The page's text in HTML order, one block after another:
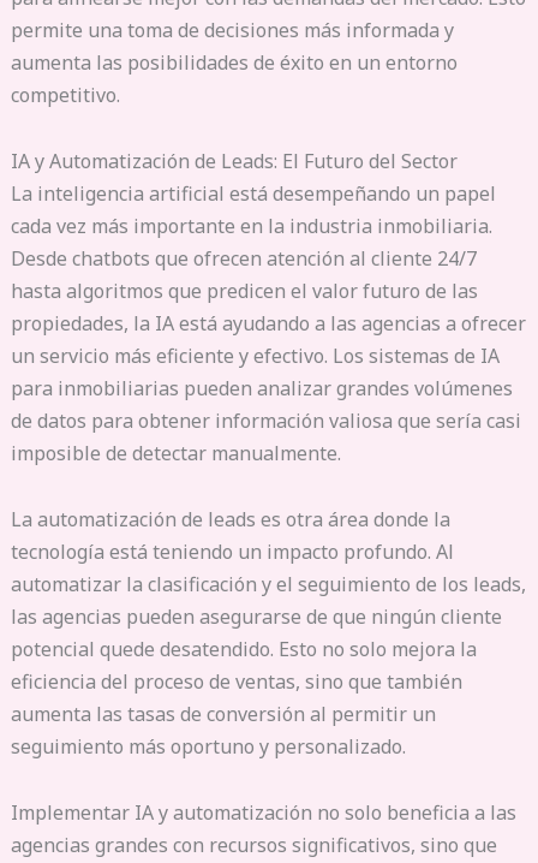
permite una toma de decisiones más informada y
aumenta las posibilidades de éxito en un entorno
competitivo.
IA y Automatización de Leads: El Futuro del Sector
La inteligencia artificial está desempeñando un papel
cada vez más importante en la industria inmobiliaria.
Desde chatbots que ofrecen atención al cliente 24/7
hasta algoritmos que predicen el valor futuro de las
propiedades, la IA está ayudando a las agencias a ofrecer
un servicio más eficiente y efectivo. Los sistemas de IA
para inmobiliarias pueden analizar grandes volúmenes
de datos para obtener información valiosa que sería casi
imposible de detectar manualmente.
La automatización de leads es otra área donde la
tecnología está teniendo un impacto profundo. Al
automatizar la clasificación y el seguimiento de los leads,
las agencias pueden asegurarse de que ningún cliente
potencial quede desatendido. Esto no solo mejora la
eficiencia del proceso de ventas, sino que también
aumenta las tasas de conversión al permitir un
seguimiento más oportuno y personalizado.
Implementar IA y automatización no solo beneficia a las
agencias grandes con recursos significativos, sino que